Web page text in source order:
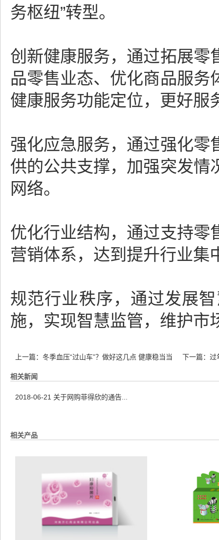
务枢纽”转型。
创新健康服务，通过拓展零
品零售业态、优化商品服务
健康服务功能定位，更好服
强化应急服务，通过强化零
供的公共支撑，加强突发情
网络。
优化行业结构，通过支持零
营销体系，达到提升行业集
规范行业秩序，通过发展
施，实现智慧监管，维护市
上一篇： 冬季血压“过山车”？做好这几点 健康稳当当 下一篇： 过
相关新闻
2018-06-21 关于网购菲得欣的通告...
相关产品